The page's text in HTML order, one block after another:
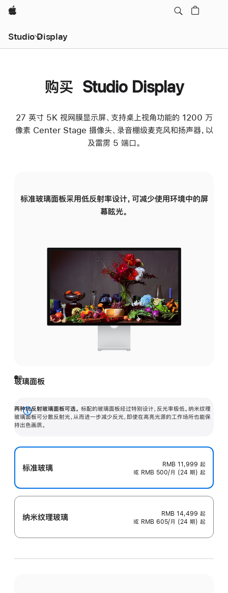
Apple
Studio Display
购买 Studio Display
27 英寸 5K 视网膜显示屏、支持桌上视角功能的 1200 万
像素 Center Stage 摄像头、录音棚级麦克风和扬声器，以
及雷雳 5 端口。
标准玻璃面板采用低反射率设计，可减少使用环境中的屏
幕眩光。
玻璃面板
两种抗反射玻璃面板可选。 标配的玻璃面板经过特别设计，反光率极低。纳米纹理
玻璃面板可分散反射光，从而进一步减少反光，即使在高亮光源的工作场所也能保
持出色画质。
展
开
标准玻璃 RMB 11,999 起
或 RMB 500/月 (24 期) 起
纳米纹理玻璃 RMB 14,499 起
或 RMB 605/月 (24 期) 起